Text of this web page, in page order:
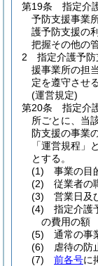
第19条
指定介
予防支援事業
護予防支援の
把握その他の
2
指定介護予
援事業所の担
定を遵守させ
(運営規定)
第20条
指定介
所ごとに、当
防支援の事業
「運営規程」
とする。
(1)
事業の目
(2)
従業者の
(3)
営業日及
(4)
指定介護
の費用の額
(5)
通常の事
(6)
虐待の防
(7)
前各号に